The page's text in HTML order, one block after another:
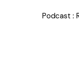
Podcast :